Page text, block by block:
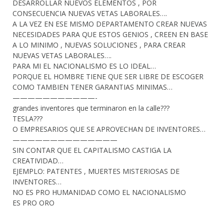
DESARROLLAR NUEVOS ELEMENTOS , POR
CONSECUENCIA NUEVAS VETAS LABORALES….
A LA VEZ EN ESE MISMO DEPARTAMENTO CREAR NUEVAS
NECESIDADES PARA QUE ESTOS GENIOS , CREEN EN BASE
A LO MINIMO , NUEVAS SOLUCIONES , PARA CREAR
NUEVAS VETAS LABORALES….
PARA MI EL NACIONALISMO ES LO IDEAL…
PORQUE EL HOMBRE TIENE QUE SER LIBRE DE ESCOGER
COMO TAMBIEN TENER GARANTIAS MINIMAS…
———————————-
grandes inventores que terminaron en la calle???
TESLA???
O EMPRESARIOS QUE SE APROVECHAN DE INVENTORES…
——————————————
SIN CONTAR QUE EL CAPITALISMO CASTIGA LA
CREATIVIDAD…
EJEMPLO: PATENTES , MUERTES MISTERIOSAS DE
INVENTORES…
NO ES PRO HUMANIDAD COMO EL NACIONALISMO
ES PRO ORO